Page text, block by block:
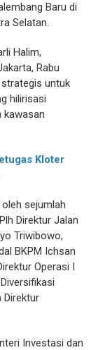
Baru di
Selatan.
Halim,
Rabu
untuk
hilirisasi
kawasan
Kloter
sejumlah
Direktur Jalan
Triwibowo,
BKPM Ichsan
Operasi I
Direktur
Investasi dan